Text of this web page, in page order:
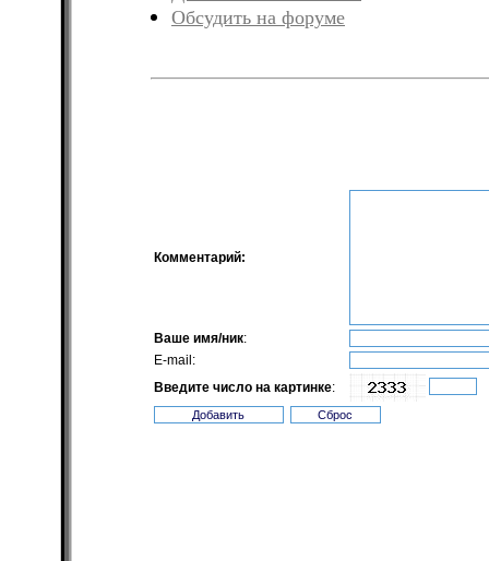
Обсудить на форуме
Комментарий:
Ваше имя/ник:
E-mail:
Введите число на картинке: